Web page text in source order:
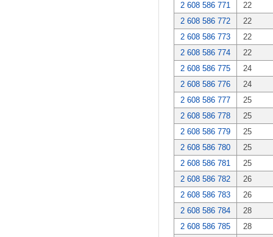
2 608 586 771
22
2 608 586 772
22
2 608 586 773
22
2 608 586 774
22
2 608 586 775
24
2 608 586 776
24
2 608 586 777
25
2 608 586 778
25
2 608 586 779
25
2 608 586 780
25
2 608 586 781
25
2 608 586 782
26
2 608 586 783
26
2 608 586 784
28
2 608 586 785
28